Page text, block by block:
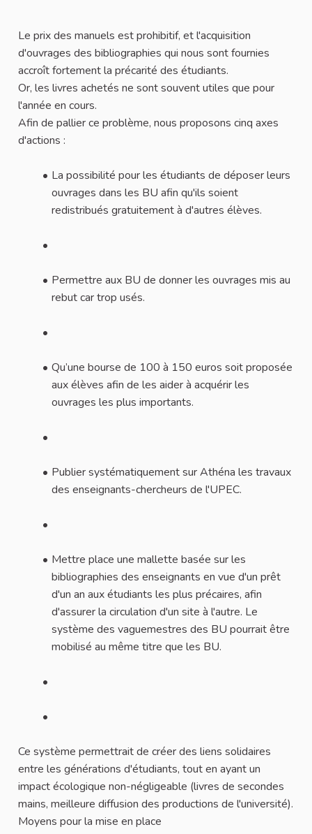
Le prix des manuels est prohibitif, et l'acquisition
d'ouvrages des bibliographies qui nous sont fournies
accroît fortement la précarité des étudiants.
Or, les livres achetés ne sont souvent utiles que pour
l'année en cours.
Afin de pallier ce problème, nous proposons cinq axes
d'actions :
La possibilité pour les étudiants de déposer leurs
ouvrages dans les BU afin qu'ils soient
redistribués gratuitement à d'autres élèves.
Permettre aux BU de donner les ouvrages mis au
rebut car trop usés.
Qu’une bourse de 100 à 150 euros soit proposée
aux élèves afin de les aider à acquérir les
ouvrages les plus importants.
Publier systématiquement sur Athéna les travaux
des enseignants-chercheurs de l'UPEC.
Mettre place une mallette basée sur les
bibliographies des enseignants en vue d'un prêt
d'un an aux étudiants les plus précaires, afin
d'assurer la circulation d'un site à l'autre. Le
système des vaguemestres des BU pourrait être
mobilisé au même titre que les BU.
Ce système permettrait de créer des liens solidaires
entre les générations d'étudiants, tout en ayant un
impact écologique non-négligeable (livres de secondes
mains, meilleure diffusion des productions de l'université).
Moyens pour la mise en place